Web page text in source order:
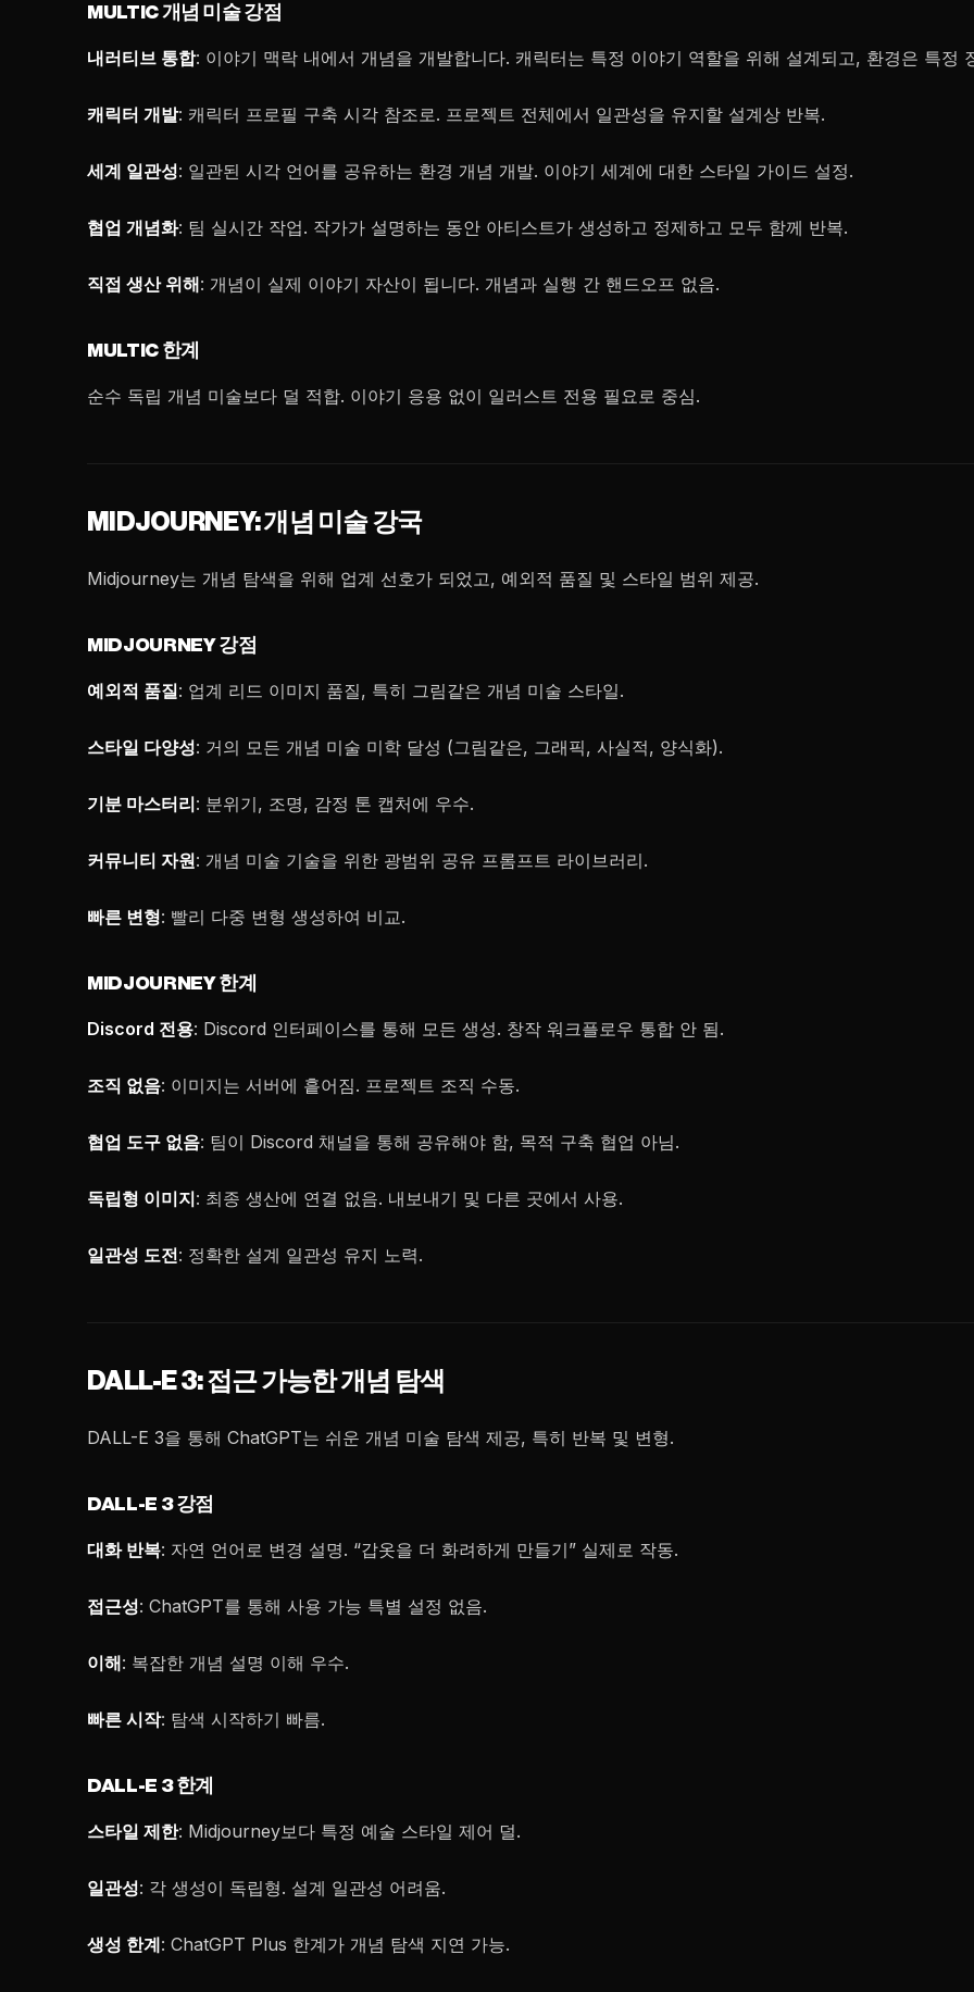
MULTIC 개념 미술 강점
내러티브 통합: 이야기 맥락 내에서 개념을 개발합니다. 캐릭터는 특정 이야기 역할을 위해 설계되고, 환경은 특정
캐릭터 개발: 캐릭터 프로필 구축 시각 참조로. 프로젝트 전체에서 일관성을 유지할 설계상 반복.
세계 일관성: 일관된 시각 언어를 공유하는 환경 개념 개발. 이야기 세계에 대한 스타일 가이드 설정.
협업 개념화: 팀 실시간 작업. 작가가 설명하는 동안 아티스트가 생성하고 정제하고 모두 함께 반복.
직접 생산 위해: 개념이 실제 이야기 자산이 됩니다. 개념과 실행 간 핸드오프 없음.
MULTIC 한계
순수 독립 개념 미술보다 덜 적합. 이야기 응용 없이 일러스트 전용 필요로 중심.
MIDJOURNEY: 개념 미술 강국
Midjourney는 개념 탐색을 위해 업계 선호가 되었고, 예외적 품질 및 스타일 범위 제공.
MIDJOURNEY 강점
예외적 품질: 업계 리드 이미지 품질, 특히 그림같은 개념 미술 스타일.
스타일 다양성: 거의 모든 개념 미술 미학 달성 (그림같은, 그래픽, 사실적, 양식화).
기분 마스터리: 분위기, 조명, 감정 톤 캡처에 우수.
커뮤니티 자원: 개념 미술 기술을 위한 광범위 공유 프롬프트 라이브러리.
빠른 변형: 빨리 다중 변형 생성하여 비교.
MIDJOURNEY 한계
Discord 전용: Discord 인터페이스를 통해 모든 생성. 창작 워크플로우 통합 안 됨.
조직 없음: 이미지는 서버에 흩어짐. 프로젝트 조직 수동.
협업 도구 없음: 팀이 Discord 채널을 통해 공유해야 함, 목적 구축 협업 아님.
독립형 이미지: 최종 생산에 연결 없음. 내보내기 및 다른 곳에서 사용.
일관성 도전: 정확한 설계 일관성 유지 노력.
DALL-E 3: 접근 가능한 개념 탐색
DALL-E 3을 통해 ChatGPT는 쉬운 개념 미술 탐색 제공, 특히 반복 및 변형.
DALL-E 3 강점
대화 반복: 자연 언어로 변경 설명. “갑옷을 더 화려하게 만들기” 실제로 작동.
접근성: ChatGPT를 통해 사용 가능 특별 설정 없음.
이해: 복잡한 개념 설명 이해 우수.
빠른 시작: 탐색 시작하기 빠름.
DALL-E 3 한계
스타일 제한: Midjourney보다 특정 예술 스타일 제어 덜.
일관성: 각 생성이 독립형. 설계 일관성 어려움.
생성 한계: ChatGPT Plus 한계가 개념 탐색 지연 가능.